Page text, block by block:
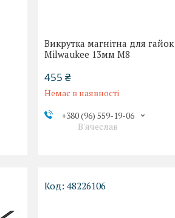
Викрутка магнітна для гайок
Milwaukee 13мм М8
455 ₴
Немає в наявності
+380 (96) 559-19-06
В'ячеслав
48226106